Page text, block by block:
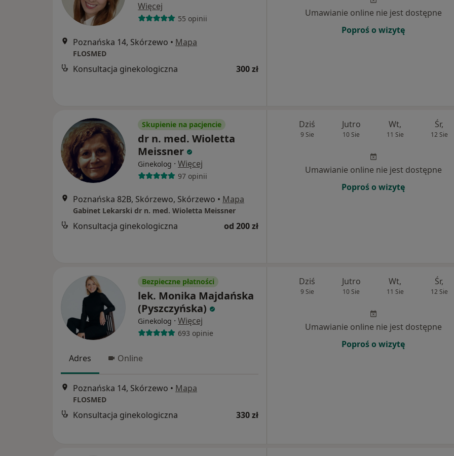
Więcej
55 opinii
Poznańska 14, Skórzewo • Mapa
FLOSMED
Konsultacja ginekologiczna 300 zł
Umawianie online nie jest dostępne
Poproś o wizytę
Skupienie na pacjencie
dr n. med. Wioletta
Meissner
Ginekolog · Więcej
97 opinii
Poznańska 82B, Skórzewo, Skórzewo • Mapa
Gabinet Lekarski dr n. med. Wioletta Meissner
Konsultacja ginekologiczna od 200 zł
Dziś
9 Sie
Jutro
10 Sie
Wt,
11 Sie
Śr,
12 Sie
Umawianie online nie jest dostępne
Poproś o wizytę
Bezpieczne płatności
lek. Monika Majdańska
(Pyszczyńska)
Ginekolog · Więcej
693 opinie
Adres Online
Poznańska 14, Skórzewo • Mapa
FLOSMED
Konsultacja ginekologiczna 330 zł
Dziś
9 Sie
Jutro
10 Sie
Wt,
11 Sie
Śr,
12 Sie
Umawianie online nie jest dostępne
Poproś o wizytę